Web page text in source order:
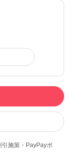
施策・PayPayポ